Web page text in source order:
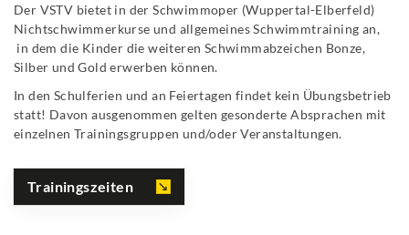
Der VSTV bietet in der Schwimmoper (Wuppertal-Elberfeld)
Nichtschwimmerkurse und allgemeines Schwimmtraining an,
in dem die Kinder die weiteren Schwimmabzeichen Bonze,
Silber und Gold erwerben können.
In den Schulferien und an Feiertagen findet kein Übungsbetrieb
statt! Davon ausgenommen gelten gesonderte Absprachen mit
einzelnen Trainingsgruppen und/oder Veranstaltungen.
Trainingszeiten